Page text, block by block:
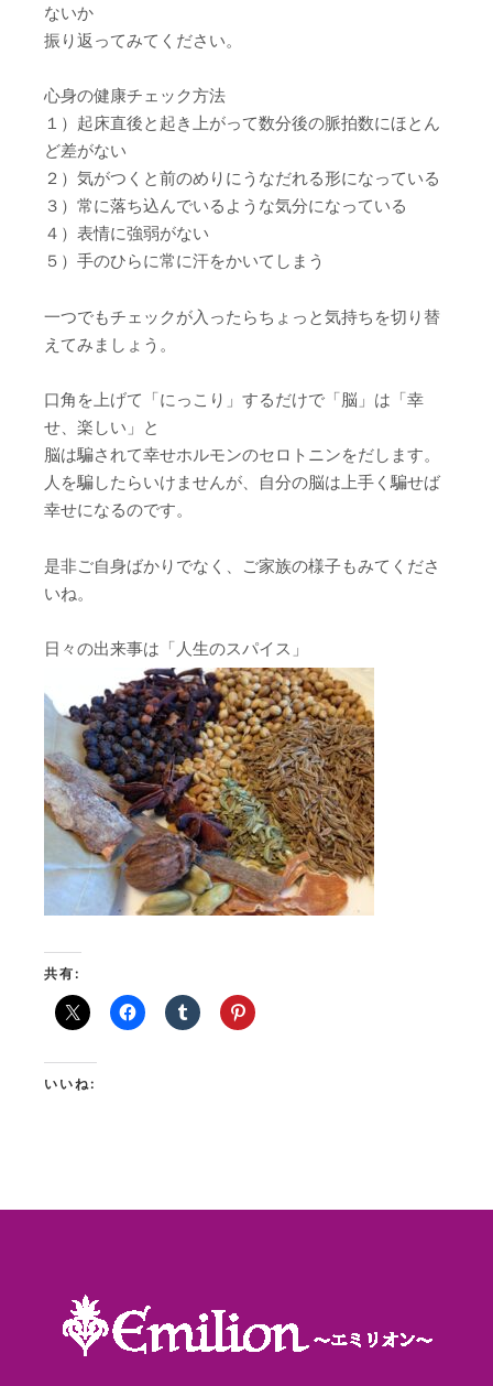
ないか
振り返ってみてください。
心身の健康チェック方法
１）起床直後と起き上がって数分後の脈拍数にほとん
ど差がない
２）気がつくと前のめりにうなだれる形になっている
３）常に落ち込んでいるような気分になっている
４）表情に強弱がない
５）手のひらに常に汗をかいてしまう
一つでもチェックが入ったらちょっと気持ちを切り替
えてみましょう。
口角を上げて「にっこり」するだけで「脳」は「幸
せ、楽しい」と
脳は騙されて幸せホルモンのセロトニンをだします。
人を騙したらいけませんが、自分の脳は上手く騙せば
幸せになるのです。
是非ご自身ばかりでなく、ご家族の様子もみてくださ
いね。
日々の出来事は「人生のスパイス」
共有:
いいね: